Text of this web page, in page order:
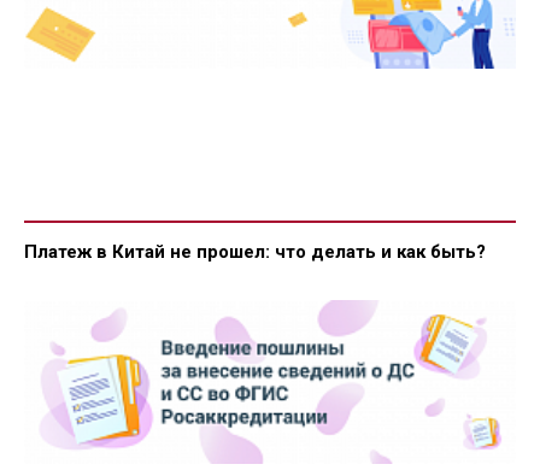
Платеж в Китай не прошел: что делать и как быть?